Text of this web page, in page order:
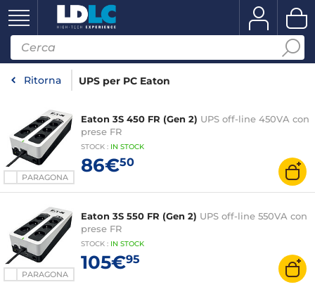
Ritorna UPS per PC Eaton
PARAGONA
Eaton 3S 450 FR (Gen 2) UPS off-line 450VA con
prese FR
STOCK : IN STOCK
86€50
PARAGONA
Eaton 3S 550 FR (Gen 2) UPS off-line 550VA con
prese FR
STOCK : IN STOCK
105€95